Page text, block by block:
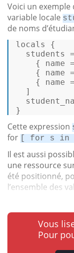
Voici un exemple
variable locale
de noms
locals {
students
{ name
{ name
{ name
]
}
Cette expression
for
[ for s in
Il est aussi
une ressource
été positionné,
l’ensemble des
Vous
Pour